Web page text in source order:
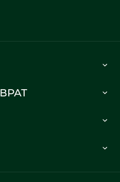
персональных данных